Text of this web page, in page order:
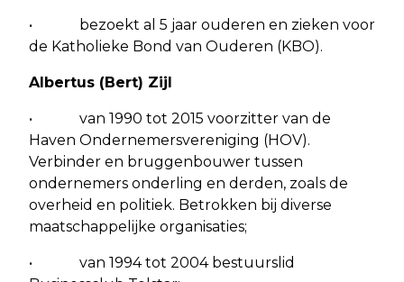
• bezoekt al 5 jaar ouderen en zieken voor
de Katholieke Bond van Ouderen (KBO).
Albertus (Bert) Zijl
• van 1990 tot 2015 voorzitter van de
Haven Ondernemersvereniging (HOV).
Verbinder en bruggenbouwer tussen
ondernemers onderling en derden, zoals de
overheid en politiek. Betrokken bij diverse
maatschappelijke organisaties;
• van 1994 tot 2004 bestuurslid